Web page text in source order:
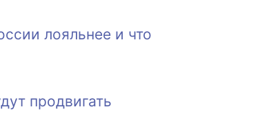
лояльнее и что
продвигать